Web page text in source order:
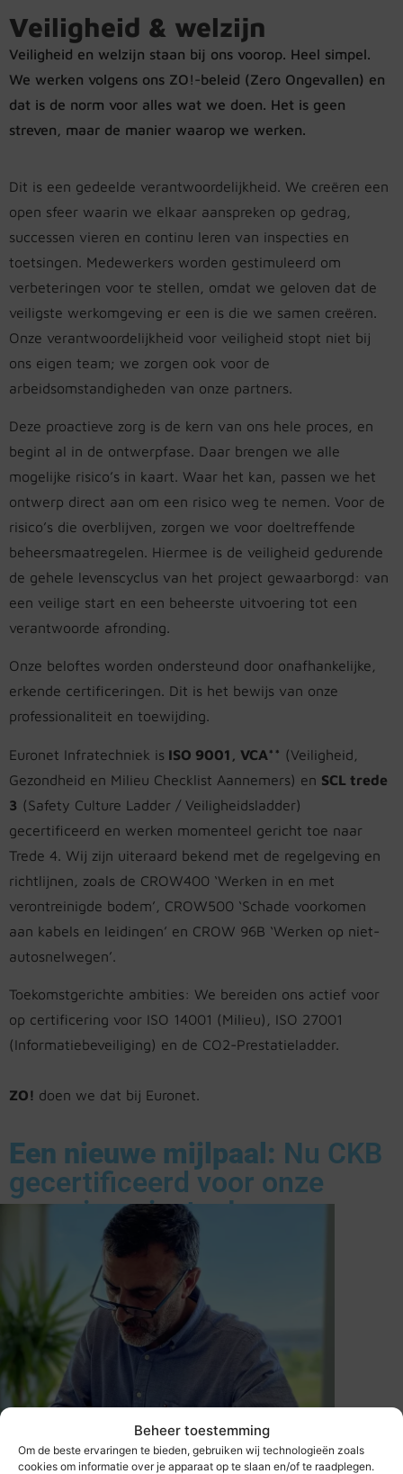
Beheer toestemming
Om de beste ervaringen te bieden, gebruiken wij technologieën zoals
cookies om informatie over je apparaat op te slaan en/of te raadplegen.
Veiligheid & welzijn
Veiligheid en welzijn staan bij ons voorop. Heel simpel.
We werken volgens ons ZO!-beleid (Zero Ongevallen) en
dat is de norm voor alles wat we doen. Het is geen
streven, maar de manier waarop we werken.
Dit is een gedeelde verantwoordelijkheid. We creëren een
open sfeer waarin we elkaar aanspreken op gedrag,
successen vieren en continu leren van inspecties en
toetsingen. Medewerkers worden gestimuleerd om
verbeteringen voor te stellen, omdat we geloven dat de
veiligste werkomgeving er een is die we samen creëren.
Onze verantwoordelijkheid voor veiligheid stopt niet bij
ons eigen team; we zorgen ook voor de
arbeidsomstandigheden van onze partners.
Deze proactieve zorg is de kern van ons hele proces, en
begint al in de ontwerpfase. Daar brengen we alle
mogelijke risico’s in kaart. Waar het kan, passen we het
ontwerp direct aan om een risico weg te nemen. Voor de
risico’s die overblijven, zorgen we voor doeltreffende
beheersmaatregelen. Hiermee is de veiligheid gedurende
de gehele levenscyclus van het project gewaarborgd: van
een veilige start en een beheerste uitvoering tot een
verantwoorde afronding.
Onze beloftes worden ondersteund door onafhankelijke,
erkende certificeringen. Dit is het bewijs van onze
professionaliteit en toewijding.
Euronet Infratechniek is ISO 9001, VCA** (Veiligheid,
Gezondheid en Milieu Checklist Aannemers) en SCL trede
3 (Safety Culture Ladder / Veiligheidsladder)
gecertificeerd en werken momenteel gericht toe naar
Trede 4. Wij zijn uiteraard bekend met de regelgeving en
richtlijnen, zoals de CROW400 ‘Werken in en met
verontreinigde bodem’, CROW500 ‘Schade voorkomen
aan kabels en leidingen’ en CROW 96B ‘Werken op niet-
autosnelwegen’.
Toekomstgerichte ambities: We bereiden ons actief voor
op certificering voor ISO 14001 (Milieu), ISO 27001
(Informatiebeveiliging) en de CO2-Prestatieladder.
ZO! doen we dat bij Euronet.
Een nieuwe mijlpaal: Nu CKB
gecertificeerd voor onze
energieprojecten!
Meer over onze CKB-erkenning